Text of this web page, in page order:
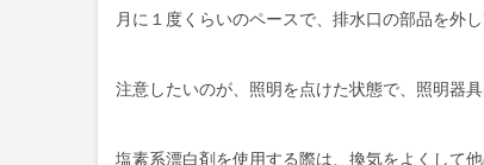
月に１度くらいのペースで、排水口の部品を外
注意したいのが、照明を点けた状態で、照明器
塩素系漂白剤を使用する際は、換気をよくして